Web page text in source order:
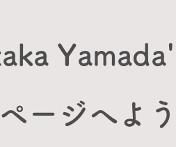
ージへよ